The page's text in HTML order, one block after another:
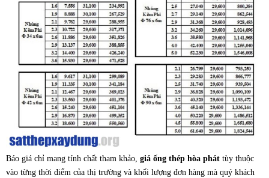
Báo giá chỉ mang tính chất tham khảo, giá ống thép hòa phát tùy thuộc
vào từng thời điểm của thị trường và khối lượng đơn hàng mà quý khách